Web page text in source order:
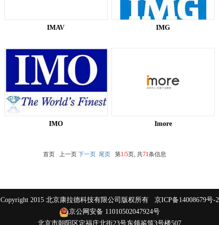
IMAV IMG​
IMO​ Imore​
首页 上一页 下一页 尾页 第1/5页, 共71条信息
Copyright 2015 北京康拉德科技有限公司版权所有 京ICP备14008679号-2
京公网安备 11010502047924号
北京市朝阳区定福庄北街23号东领鉴筑3号楼507